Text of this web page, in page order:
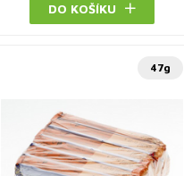
DO KOŠÍKU
47g